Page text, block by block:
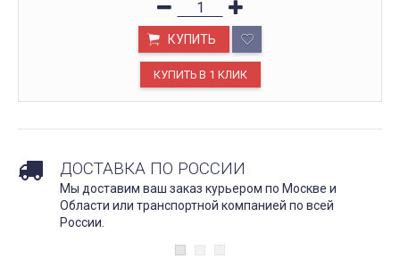
КУПИТЬ
ДОСТАВКА ПО РОССИИ
Мы доставим ваш заказ курьером по Москве и
Области или транспортной компанией по всей
России.